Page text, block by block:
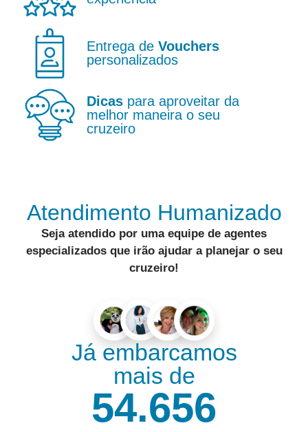
Entrega de Vouchers
personalizados
Dicaspara aproveitar da
melhor maneira o seu
cruzeiro
Atendimento Humanizado
Seja atendido por uma equipe de agentes
especializadosque irão ajudar a planejar o seu
cruzeiro!
Já embarcamos
mais de
55.000